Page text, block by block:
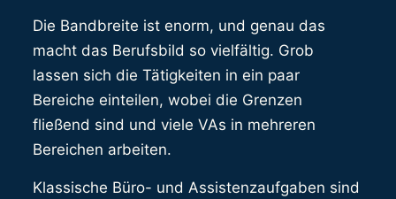
Die Bandbreite ist enorm, und genau das
macht das Berufsbild so vielfältig. Grob
lassen sich die Tätigkeiten in ein paar
Bereiche einteilen, wobei die Grenzen
fließend sind und viele VAs in mehreren
Bereichen arbeiten.
Klassische Büro- und Assistenzaufgaben sind